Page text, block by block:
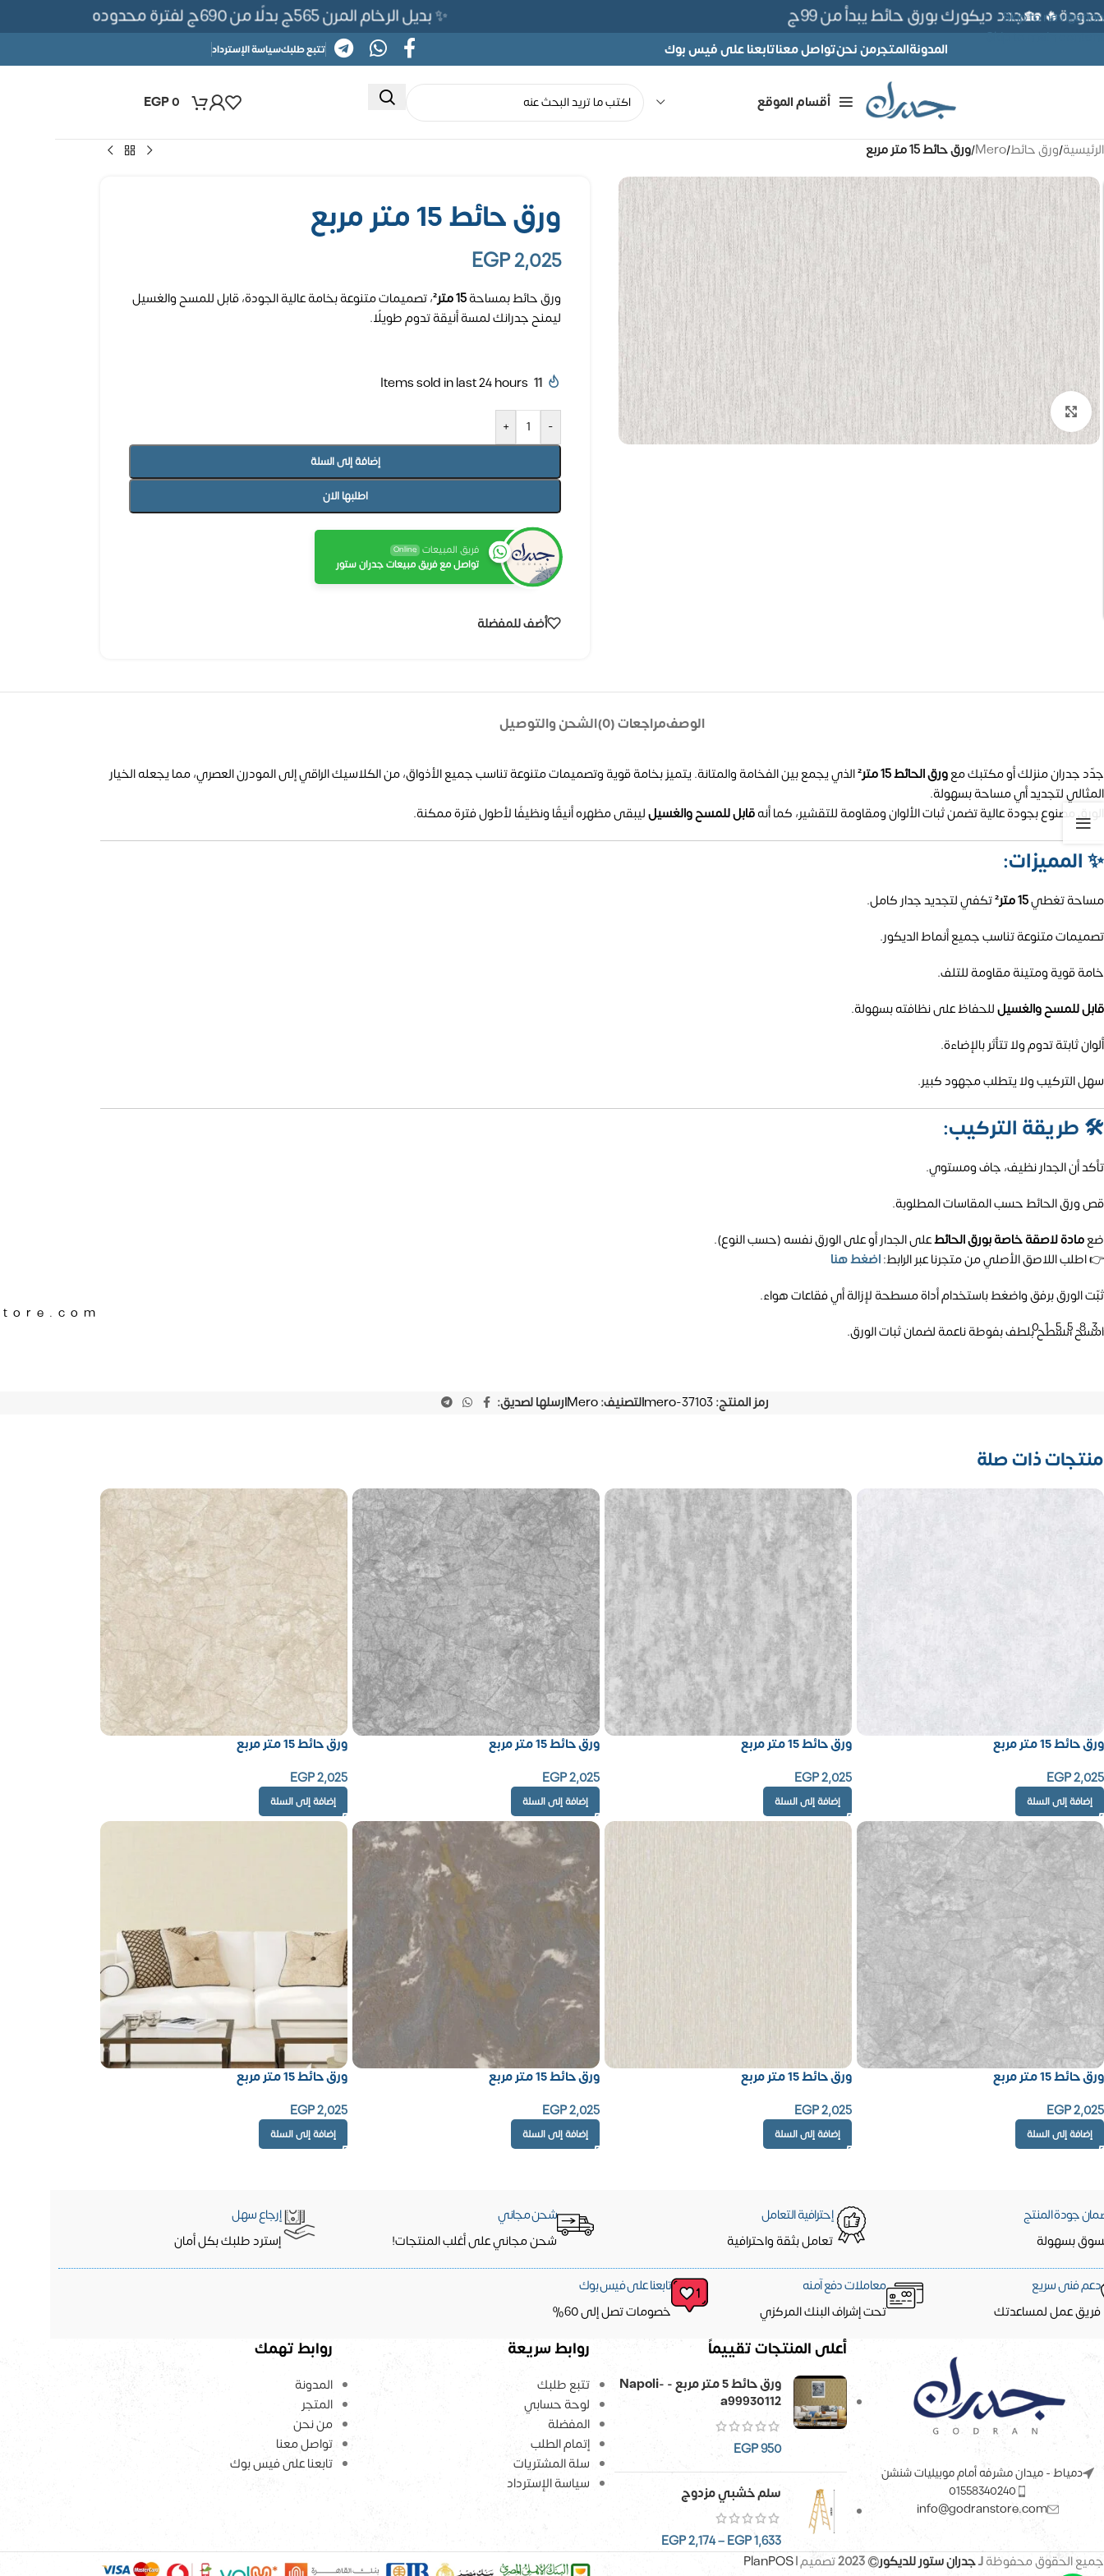
Skip to navigation
Skip to main content
✨ بديل الرخام المرن 565ج بدلًا من 690ج لفترة محدوده 🏡جدد ديكورك بورق حائط يبدأ من 99ج
المدونةالمتجرمن نحنتواصل معناتابعنا على فيس بوك تتبع طلبكسياسة الإسترداد
أقسام الموقع EGP0
الرئيسية/ورق حائط/
Mero
/ورق حائط 15 متر مربع
تكبير الصورة
ورق حائط 15 متر مربع
EGP2,025
ورق حائط بمساحة15 متر²
، تصميمات متنوعة بخامة عالية الجودة، قابل للمسح والغسيل
ليمنح جدرانك لمسة أنيقة تدوم طويلًا.
11
Items sold in last 24 hours
-
+
إضافة إلى السلة
اطلبها الان
فريق المبيعات Online
تواصل مع فريق مبيعات جدران ستور
أضف للمفضلة
الوصفمراجعات (0) الشحن والتوصيل
جدّد جدران منزلك أو مكتبك معورق الحائط 15 متر²
الذي يجمع بين الفخامة والمتانة. يتميز بخامة قوية وتصميمات متنوعة تناسب جميع الأذواق، من الكلاسيك الراقي إلى المودرن العصري، مما يجعله الخيار
المثالي لتجديد أي مساحة بسهولة.
الورق مصنوع بجودة عالية تضمن ثبات الألوان ومقاومة للتقشير، كما أنهقابل للمسح والغسيلليبقى مظهره أنيقًا ونظيفًا لأطول فترة ممكنة.
✨المميزات:
مساحة تغطي15 متر²
تكفي لتجديد جدار كامل.
تصميمات متنوعة تناسب جميع أنماط الديكور.
خامة قوية ومتينة مقاومة للتلف.
قابل للمسح والغسيلللحفاظ على نظافته بسهولة.
ألوان ثابتة تدوم ولا تتأثر بالإضاءة.
سهل التركيب ولا يتطلب مجهود كبير.
🛠️ طريقة التركيب:
تأكد أن الجدار نظيف، جاف ومستوي.
قص ورق الحائط حسب المقاسات المطلوبة.
ضعمادة لاصقة خاصة بورق الحائطعلى الجدار أو على الورق نفسه (حسب النوع).
👉 اطلب اللاصق الأصلي من متجرنا عبر الرابط:اضغط هنا
ثبّت الورق برفق واضغط باستخدام أداة مسطحة لإزالة أي فقاعات هواء.
امسح السطح بلطف بفوطة ناعمة لضمان ثبات الورق.
رمز المنتج:mero-37103التصنيف:Meroارسلها لصديق:
منتجات ذات صلة
ورق حائط 15 متر مربع
EGP2,025
إضافة إلى السلة
ورق حائط 15 متر مربع
EGP2,025
إضافة إلى السلة
ورق حائط 15 متر مربع
EGP2,025
إضافة إلى السلة
ورق حائط 15 متر مربع
EGP2,025
إضافة إلى السلة
ورق حائط 15 متر مربع
EGP2,025
إضافة إلى السلة
ورق حائط 15 متر مربع
EGP2,025
إضافة إلى السلة
ورق حائط 15 متر مربع
EGP2,025
إضافة إلى السلة
ورق حائط 15 متر مربع
EGP2,025
إضافة إلى السلة
جودة المنتج
بسهولة
إحترافية التعامل
تعامل بثقة واحترافية
شحن مجاني
شحن مجاني على أغلب المنتجات!
إرجاع سهل
إسترد طلبك بكل أمان
دعم فنى سريع
فريق عمل لمساعدتك
معاملات دفع آمنه
تحت إشراف البنك المركزي
تابعنا على فيس بوك
خصومات تصل إلى 60%
دمياط - ميدان مشرفه أمام موبيليات شنشن
01558340240
info@godranstore.com
أعلى المنتجات تقييماً
ورق حائط 5 متر مربع - Napoli-
a99930112
EGP950
سلم خشبي مزدوج
EGP1,633
–
EGP2,174
روابط سريعة
تتبع طلبك
لوحة حسابي
المفضلة
إتمام الطلب
سلة المشتريات
سياسة الإسترداد
روابط تهمك
المدونة
المتجر
من نحن
تواصل معنا
تابعنا على فيس بوك
جميع الحقوق محفوظةلـجدران ستور للديكور© 2023 تصميم |